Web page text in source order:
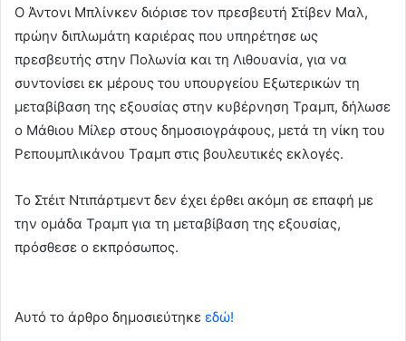
Ο Άντονι Μπλίνκεν διόρισε τον πρεσβευτή Στίβεν Μαλ,
πρώην διπλωμάτη καριέρας που υπηρέτησε ως
πρεσβευτής στην Πολωνία και τη Λιθουανία, για να
συντονίσει εκ μέρους του υπουργείου Εξωτερικών τη
μεταβίβαση της εξουσίας στην κυβέρνηση Τραμπ, δήλωσε
ο Μάθιου Μίλερ στους δημοσιογράφους, μετά τη νίκη του
Ρεπουμπλικάνου Τραμπ στις βουλευτικές εκλογές.
Το Στέιτ Ντιπάρτμεντ δεν έχει έρθει ακόμη σε επαφή με
την ομάδα Τραμπ για τη μεταβίβαση της εξουσίας,
πρόσθεσε ο εκπρόσωπος.
Αυτό το άρθρο δημοσιεύτηκε εδώ!